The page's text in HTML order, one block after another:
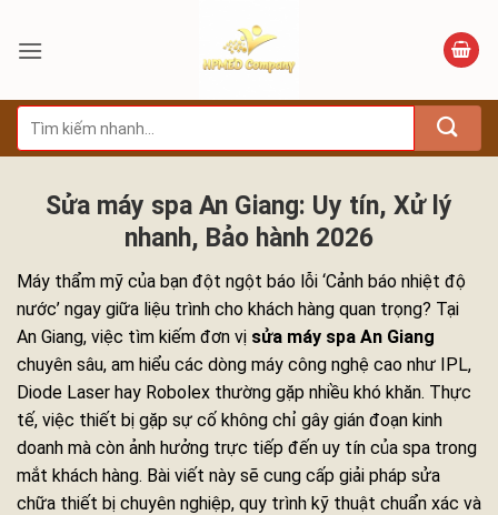
qua
dung
Tìm
kiếm:
Sửa máy spa An Giang: Uy tín, Xử lý
nhanh, Bảo hành 2026
Máy thẩm mỹ của bạn đột ngột báo lỗi ‘Cảnh báo nhiệt độ
nước’ ngay giữa liệu trình cho khách hàng quan trọng? Tại
An Giang, việc tìm kiếm đơn vị sửa máy spa An Giang
chuyên sâu, am hiểu các dòng máy công nghệ cao như IPL,
Diode Laser hay Robolex thường gặp nhiều khó khăn. Thực
tế, việc thiết bị gặp sự cố không chỉ gây gián đoạn kinh
doanh mà còn ảnh hưởng trực tiếp đến uy tín của spa trong
mắt khách hàng. Bài viết này sẽ cung cấp giải pháp sửa
chữa thiết bị chuyên nghiệp, quy trình kỹ thuật chuẩn xác và